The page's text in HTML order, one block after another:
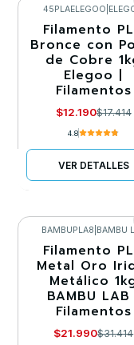
-30%
Agotado
45PLAELEGOO
Filamento
Bronce con
de Cobre
Elegoo |
Filamentos
$12.190$17.414
4.8
VER DETALLES
-30%
Agotado
BAMBUPLA8 BAMBU
Filamento
Metal Oro
Metálico
BAMBU LAB
Filamentos
$21.990$31.414